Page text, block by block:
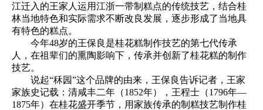
江迁入的王家人运用江浙一带制糕点的传统技艺，结合桂
林当地特色和实际需求不断改良发展，逐步形成了当地具
有特色的糕点。
今年48岁的王保良是桂花糕制作技艺的第七代传承
人，在祖辈们的熏陶影响下，传承并创新了桂花糕的制作
技艺。
说起“秝园”这个品牌的由来，王保良告诉记者，王家
家族史记载：清咸丰二年（1852年），王程士（1796年—
1875年）在桂花盛开季节，用家族传承的制糕技艺制作桂